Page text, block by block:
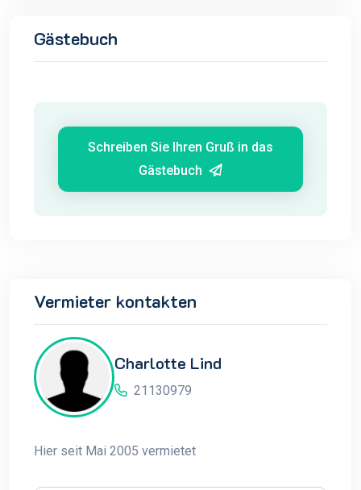
Gästebuch
Schreiben Sie Ihren Gruß in das
Gästebuch
Vermieter kontakten
Charlotte Lind
21130979
Hier seit Mai 2005 vermietet